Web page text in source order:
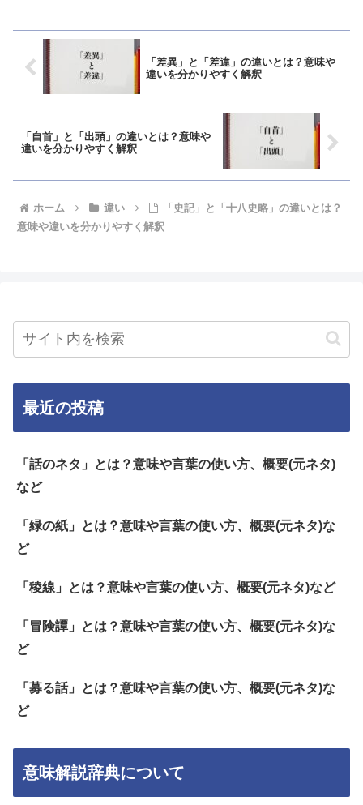
「差異」と「差違」の違いとは？意味や
違いを分かりやすく解釈
「自首」と「出頭」の違いとは？意味や
違いを分かりやすく解釈
ホーム 違い
「史記」と「十八史略」の違いとは？
意味や違いを分かりやすく解釈
最近の投稿
「話のネタ」とは？意味や言葉の使い方、概要(元ネタ)
など
「緑の紙」とは？意味や言葉の使い方、概要(元ネタ)な
ど
「稜線」とは？意味や言葉の使い方、概要(元ネタ)など
「冒険譚」とは？意味や言葉の使い方、概要(元ネタ)な
ど
「募る話」とは？意味や言葉の使い方、概要(元ネタ)な
ど
意味解説辞典について